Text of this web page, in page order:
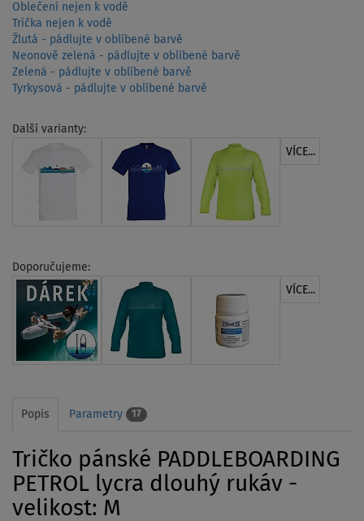
Oblečení nejen k vodě
Trička nejen k vodě
Žlutá - pádlujte v oblíbené barvě
Neonově zelená - pádlujte v oblíbené barvě
Zelená - pádlujte v oblíbené barvě
Tyrkysová - pádlujte v oblíbené barvě
Další varianty:
VÍCE...
Doporučujeme:
VÍCE...
Popis Parametry 17
Tričko pánské PADDLEBOARDING
PETROL lycra dlouhý rukáv -
velikost: M